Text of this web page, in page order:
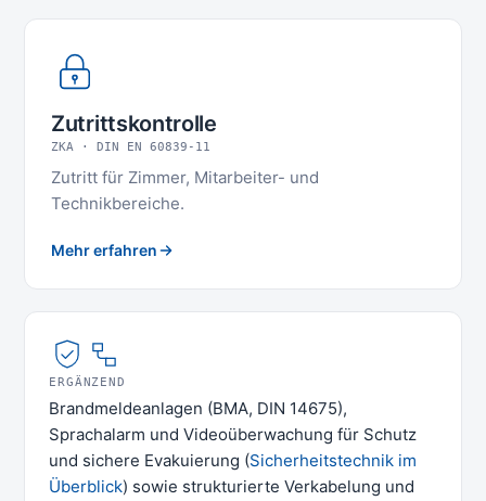
Zutrittskontrolle
ZKA · DIN EN 60839-11
Zutritt für Zimmer, Mitarbeiter- und
Technikbereiche.
Mehr erfahren
ERGÄNZEND
Brandmeldeanlagen (BMA, DIN 14675),
Sprachalarm und Videoüberwachung für Schutz
und sichere Evakuierung (Sicherheitstechnik im
Überblick) sowie strukturierte Verkabelung und